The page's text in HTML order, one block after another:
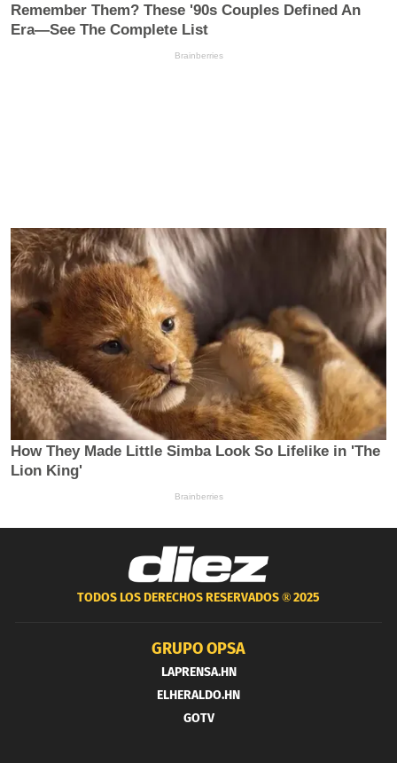
TODOS LOS DERECHOS RESERVADOS ®2025
GRUPO OPSA
LAPRENSA.HN
ELHERALDO.HN
GOTV